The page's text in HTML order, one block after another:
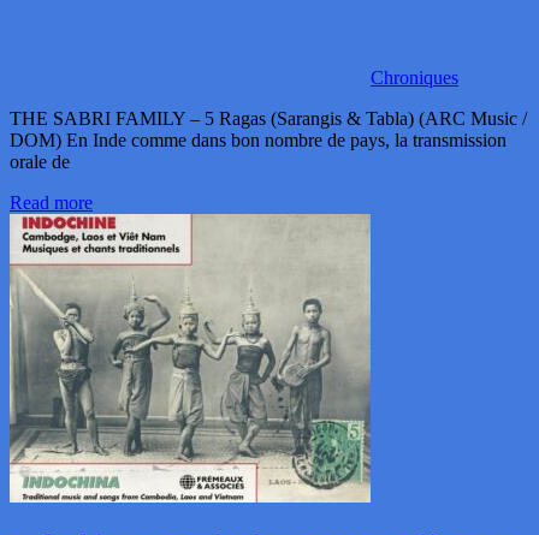
Chroniques
THE SABRI FAMILY – 5 Ragas (Sarangis & Tabla) (ARC Music /
DOM) En Inde comme dans bon nombre de pays, la transmission
orale de
Read more